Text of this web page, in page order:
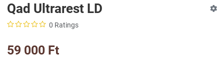
Qad Ultrarest LD
0 Ratings
59 000 Ft